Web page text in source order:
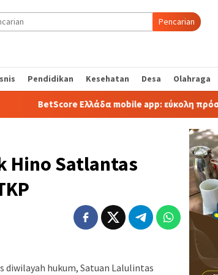
Pencarian
Pendidikan Kesehatan Desa Olahraga
Ελλάδα mobile app: εύκολη πρόσβαση και
Hino Satlantas
diwilayah hukum, Satuan Lalulintas